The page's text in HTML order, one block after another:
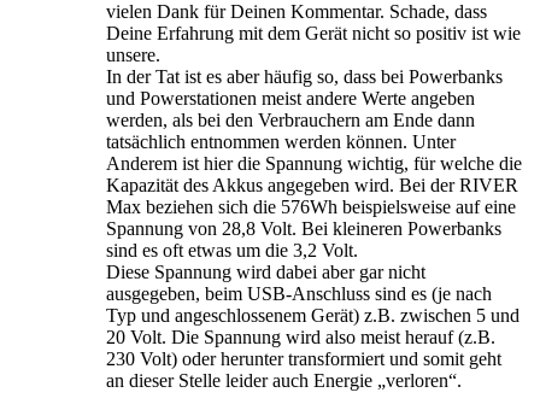
vielen Dank für Deinen Kommentar. Schade, dass
Deine Erfahrung mit dem Gerät nicht so positiv ist wie
unsere.
In der Tat ist es aber häufig so, dass bei Powerbanks
und Powerstationen meist andere Werte angeben
werden, als bei den Verbrauchern am Ende dann
tatsächlich entnommen werden können. Unter
Anderem ist hier die Spannung wichtig, für welche die
Kapazität des Akkus angegeben wird. Bei der RIVER
Max beziehen sich die 576Wh beispielsweise auf eine
Spannung von 28,8 Volt. Bei kleineren Powerbanks
sind es oft etwas um die 3,2 Volt.
Diese Spannung wird dabei aber gar nicht
ausgegeben, beim USB-Anschluss sind es (je nach
Typ und angeschlossenem Gerät) z.B. zwischen 5 und
20 Volt. Die Spannung wird also meist herauf (z.B.
230 Volt) oder herunter transformiert und somit geht
an dieser Stelle leider auch Energie „verloren“.